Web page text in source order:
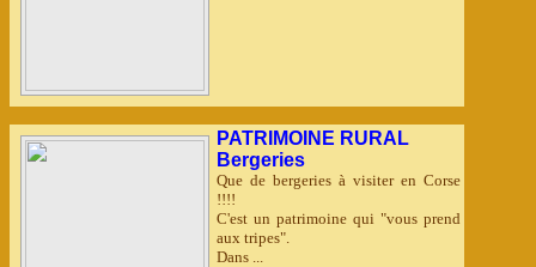
PATRIMOINE RURAL
Bergeries
Que de bergeries à visiter en Corse
!!!!
C'est un patrimoine qui "vous prend
aux tripes".
Dans ...